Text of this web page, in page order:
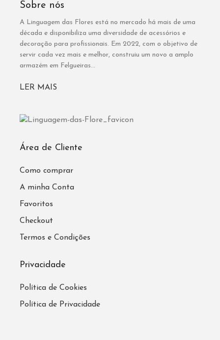
Sobre nós
A Linguagem das Flores está no mercado há mais de uma
década e disponibiliza uma diversidade de acessórios e
decoração para profissionais. Em 2022, com o objetivo de
servir cada vez mais e melhor, construiu um novo a amplo
armazém em Felgueiras...
LER MAIS
Área de Cliente
Como comprar
A minha Conta
Favoritos
Checkout
Termos e Condições
Privacidade
Política de Cookies
Política de Privacidade